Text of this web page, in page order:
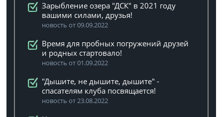
Зарыбление озера "ДСК" в 2021 году
вашими силами, друзья!
новость от 09.09.2022
Время для пробных погружений друзей
и родных стартовало!
новость от 01.09.2022
"Дышите, не дышите, дышите" -
спасателям клуба посвящается!
новость от 23.08.2022